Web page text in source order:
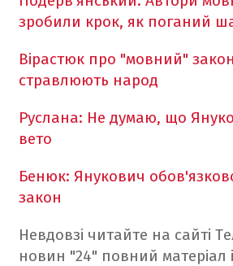
зробили крок, як поганий
Вірастюк про "мовний"
стравлюють народ
Руслана: Не думаю, що
вето
Бенюк: Янукович
закон
Невдовзі читайте на сайті
новин "24" повний матеріал